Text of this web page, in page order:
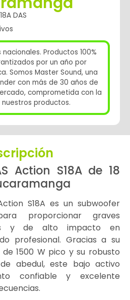
DAS
Productos 100%
por un año por
Somos Master Sound, una
con más de 30 años de
comprometida con la
productos.
Action S18A de 18
S18A es un subwoofer
proporcionar graves
y de alto impacto en
profesional. Gracias a su
1500 W pico y su robusto
abedul, este bajo activo
confiable y excelente